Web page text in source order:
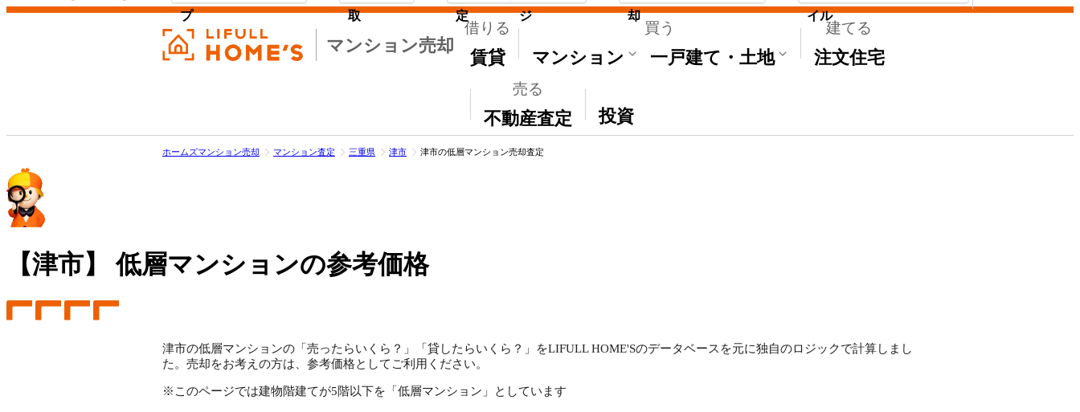
マンション売却
借りる
賃貸
買う
マンション 一戸建て・土地
建てる
注文住宅
売る
不動産査定
その他
投資
プ 取 定 ジ 却 イル
ホームズマンション売却 マンション査定 三重県 津市 津市の低層マンション売却査定
【津市】 低層マンションの参考価格
津市の低層マンションの「売ったらいくら？」「貸したらいくら？」をLIFULL HOME'Sのデータベースを元に独自のロジックで計算しまし
た。売却をお考えの方は、参考価格としてご利用ください。
※このページでは建物階建てが5階以下を「低層マンション」としています